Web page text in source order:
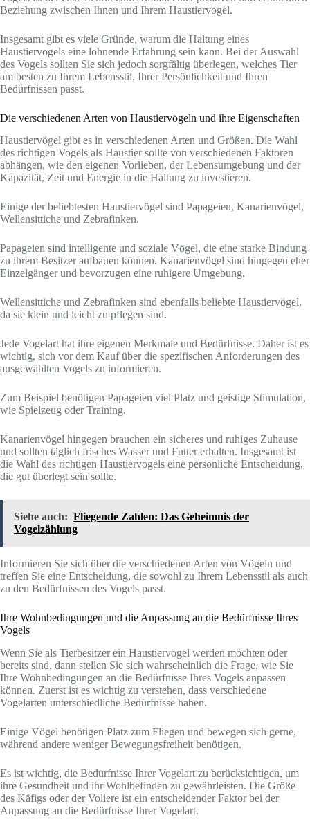
Beziehung zwischen Ihnen und Ihrem Haustiervogel.
Insgesamt gibt es viele Gründe, warum die Haltung eines
Haustiervogels eine lohnende Erfahrung sein kann. Bei der Auswahl
des Vogels sollten Sie sich jedoch sorgfältig überlegen, welches Tier
am besten zu Ihrem Lebensstil, Ihrer Persönlichkeit und Ihren
Bedürfnissen passt.
Die verschiedenen Arten von Haustiervögeln und ihre Eigenschaften
Haustiervögel gibt es in verschiedenen Arten und Größen. Die Wahl
des richtigen Vogels als Haustier sollte von verschiedenen Faktoren
abhängen, wie den eigenen Vorlieben, der Lebensumgebung und der
Kapazität, Zeit und Energie in die Haltung zu investieren.
Einige der beliebtesten Haustiervögel sind Papageien, Kanarienvögel,
Wellensittiche und Zebrafinken.
Papageien sind intelligente und soziale Vögel, die eine starke Bindung
zu ihrem Besitzer aufbauen können. Kanarienvögel sind hingegen eher
Einzelgänger und bevorzugen eine ruhigere Umgebung.
Wellensittiche und Zebrafinken sind ebenfalls beliebte Haustiervögel,
da sie klein und leicht zu pflegen sind.
Jede Vogelart hat ihre eigenen Merkmale und Bedürfnisse. Daher ist es
wichtig, sich vor dem Kauf über die spezifischen Anforderungen des
ausgewählten Vogels zu informieren.
Zum Beispiel benötigen Papageien viel Platz und geistige Stimulation,
wie Spielzeug oder Training.
Kanarienvögel hingegen brauchen ein sicheres und ruhiges Zuhause
und sollten täglich frisches Wasser und Futter erhalten. Insgesamt ist
die Wahl des richtigen Haustiervogels eine persönliche Entscheidung,
die gut überlegt sein sollte.
Siehe auch: Fliegende Zahlen: Das Geheimnis der
Vogelzählung
Informieren Sie sich über die verschiedenen Arten von Vögeln und
treffen Sie eine Entscheidung, die sowohl zu Ihrem Lebensstil als auch
zu den Bedürfnissen des Vogels passt.
Ihre Wohnbedingungen und die Anpassung an die Bedürfnisse Ihres
Vogels
Wenn Sie als Tierbesitzer ein Haustiervogel werden möchten oder
bereits sind, dann stellen Sie sich wahrscheinlich die Frage, wie Sie
Ihre Wohnbedingungen an die Bedürfnisse Ihres Vogels anpassen
können. Zuerst ist es wichtig zu verstehen, dass verschiedene
Vogelarten unterschiedliche Bedürfnisse haben.
Einige Vögel benötigen Platz zum Fliegen und bewegen sich gerne,
während andere weniger Bewegungsfreiheit benötigen.
Es ist wichtig, die Bedürfnisse Ihrer Vogelart zu berücksichtigen, um
ihre Gesundheit und ihr Wohlbefinden zu gewährleisten. Die Größe
des Käfigs oder der Voliere ist ein entscheidender Faktor bei der
Anpassung an die Bedürfnisse Ihrer Vogelart.